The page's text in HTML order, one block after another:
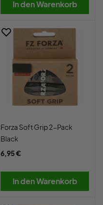
In den Warenkorb
Forza Soft Grip 2-Pack
Black
6,95 €
In den Warenkorb